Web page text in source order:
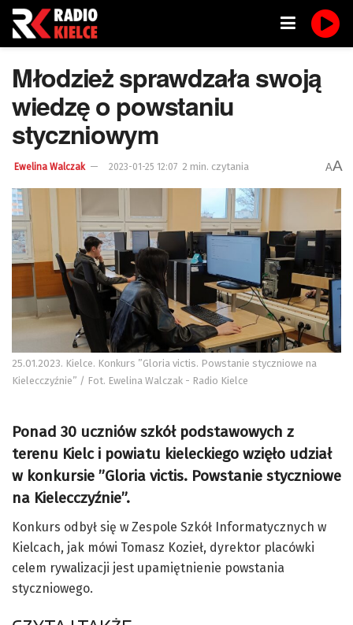
Młodzież sprawdzała swoją
wiedzę o powstaniu
styczniowym
Ewelina Walczak 2023-01-25 12:07 2 min. czytania AA
25.01.2023. Kielce. Konkurs ”Gloria victis. Powstanie styczniowe na
Kielecczyźnie” / Fot. Ewelina Walczak - Radio Kielce
Ponad 30 uczniów szkół podstawowych z
terenu Kielc i powiatu kieleckiego wzięło udział
w konkursie ”Gloria victis. Powstanie styczniowe
na Kielecczyźnie”.
Konkurs odbył się w Zespole Szkół Informatycznych w
Kielcach, jak mówi Tomasz Kozieł, dyrektor placówki
celem rywalizacji jest upamiętnienie powstania
styczniowego.